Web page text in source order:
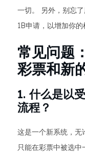
一切。 另外，别忘
1B申请，以增加你的
常见问题
彩票和新
1. 什么是以
流程？
这是一个新系统，无
只能在彩票中被选中